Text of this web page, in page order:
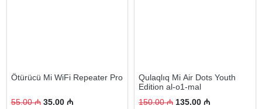
Ötürücü Mi WiFi Repeater Pro
55.00 ₼ 35.00 ₼
Qulaqlıq Mi Air Dots Youth
Edition al-o1-mal
150.00 ₼ 135.00 ₼